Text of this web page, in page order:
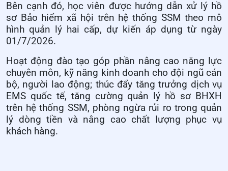
Bên cạnh đó, học viên được hướng dẫn xử lý hồ
sơ Bảo hiểm xã hội trên hệ thống SSM theo mô
hình quản lý hai cấp, dự kiến áp dụng từ ngày
01/7/2026.
Hoạt động đào tạo góp phần nâng cao năng lực
chuyên môn, kỹ năng kinh doanh cho đội ngũ cán
bộ, người lao động; thúc đẩy tăng trưởng dịch vụ
EMS quốc tế, tăng cường quản lý hồ sơ BHXH
trên hệ thống SSM, phòng ngừa rủi ro trong quản
lý dòng tiền và nâng cao chất lượng phục vụ
khách hàng.